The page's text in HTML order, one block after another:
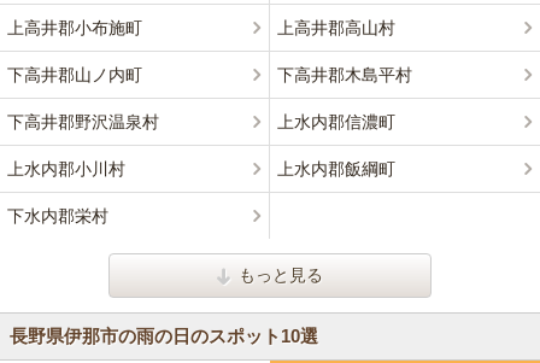
上高井郡小布施町 上高井郡高山村
下高井郡山ノ内町 下高井郡木島平村
下高井郡野沢温泉村 上水内郡信濃町
上水内郡小川村 上水内郡飯綱町
下水内郡栄村
もっと見る
長野県伊那市の雨の日のスポット10選